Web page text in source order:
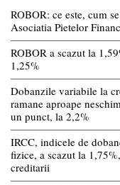
ROBOR: ce este, cum
Asociatia Pietelor
ROBOR a scazut la
1,25%
Dobanzile variabile la
ramane aproape
un punct, la 2,2%
IRCC, indicele de
fizice, a scazut la
creditarii